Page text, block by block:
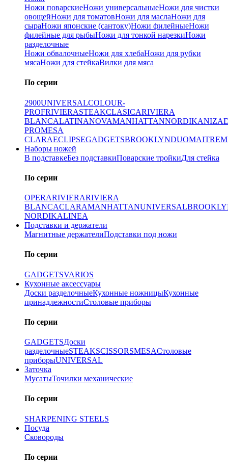
Ножи поварскиеНожи универсальныеНожи для чистки
овощейНожи для томатовНожи для маслаНожи для
сыраНожи японские (сантоку)Ножи филейныеНожи
филейные для рыбыНожи для тонкой нарезкиНожи
разделочные
Ножи обвалочныеНожи для хлебаНожи для рубки
мясаНожи для стейкаВилки для мяса
По серии
2900UNIVERSALCOLOUR-
PROFRIVIERASTEAKCLASICARIVIERA
BLANCALATINANOVAMANHATTANNORDIKANIZA
PROMESA
CLARAECLIPSEGADGETSBROOKLYNDUOMAITRE
Наборы ножей
В подставкеБез подставкиПоварские тройкиДля стейка
По серии
OPERARIVIERARIVIERA
BLANCACLARAMANHATTANUNIVERSAL
NORDIKALINEA
Подставки и держатели
Магнитные держателиПодставки под ножи
По серии
GADGETSVARIOS
Кухонные аксессуары
Доски разделочныеКухонные ножницыКухонные
принадлежностиСтоловые приборы
По серии
GADGETSДоски
разделочныеSTEAKSCISSORSMESAСтоловые
приборыUNIVERSAL
Заточка
МусатыТочилки механические
По серии
SHARPENING STEELS
Посуда
Сковороды
По серии